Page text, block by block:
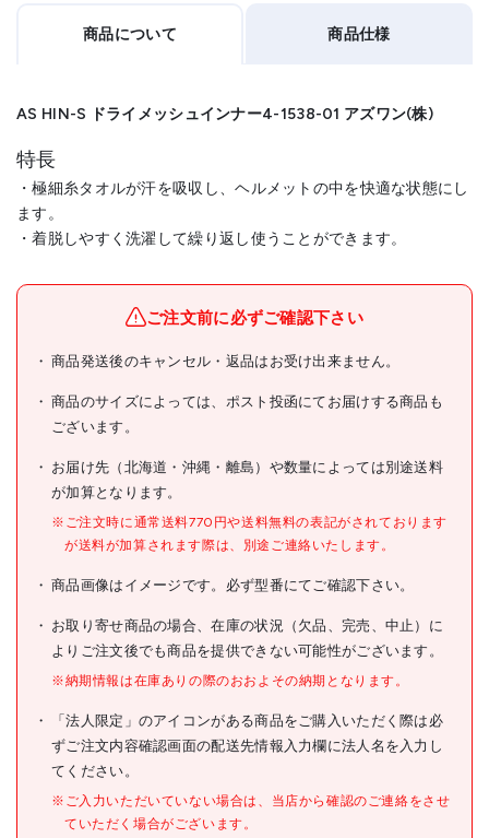
商品について
AS HIN-S ドライメッシュインナー4-1538-01 アズワン(株)
特長
・極細糸タオルが汗を吸収し、ヘルメットの中を快適な状態にし
ます。
・着脱しやすく洗濯して繰り返し使うことができます。
商品仕様
ブランド名 AS
商品名
AS HIN-S ドライメッシュイ
ンナー
型式 4-1538-01
JANコード
●色:ブルー
●サイズ:フリー
●入数:1枚
材質/仕上
●マイクロファイバー、ポリ
エステル、ポリプロピレン
原産国
セット内容/付属品
注意事項
組立品
ご注文前に必ずご確認下さい
商品発送後のキャンセル・返品はお受け出来ません。
商品のサイズによっては、ポスト投函にてお届けする商品も
ございます。
お届け先（北海道・沖縄・離島）や数量によっては別途送料
が加算となります。
※ご注文時に通常送料770円や送料無料の表記がされております
が送料が加算されます際は、別途ご連絡いたします。
商品画像はイメージです。必ず型番にてご確認下さい。
お取り寄せ商品の場合、在庫の状況（欠品、完売、中止）に
よりご注文後でも商品を提供できない可能性がございます。
※納期情報は在庫ありの際のおおよその納期となります。
「法人限定」のアイコンがある商品をご購入いただく際は必
ずご注文内容確認画面の配送先情報入力欄に法人名を入力し
てください。
※ご入力いただいていない場合は、当店から確認のご連絡をさせ
ていただく場合がございます。